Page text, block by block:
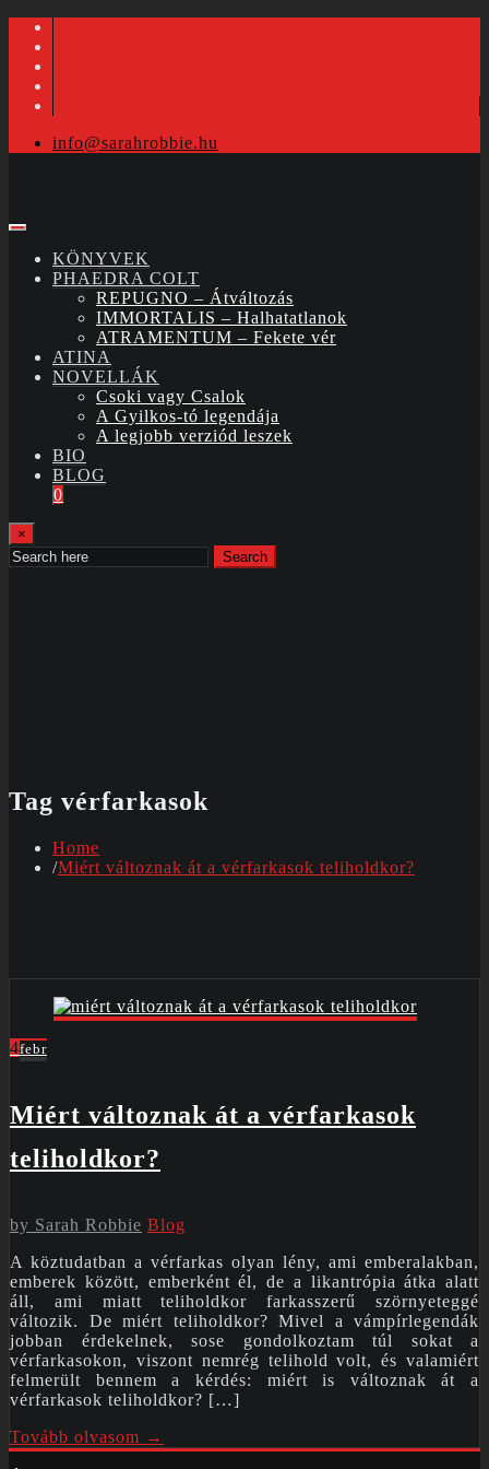
info@sarahrobbie.hu
KÖNYVEK
PHAEDRA COLT
REPUGNO – Átváltozás
IMMORTALIS – Halhatatlanok
ATRAMENTUM – Fekete vér
ATINA
NOVELLÁK
Csoki vagy Csalok
A Gyilkos-tó legendája
A legjobb verziód leszek
BIO
BLOG
0
×
Search
Tag vérfarkasok
Home
Miért változnak át a vérfarkasok teliholdkor?
4febr
Miért változnak át a vérfarkasok
teliholdkor?
by Sarah Robbie Blog
A köztudatban a vérfarkas olyan lény, ami emberalakban,
emberek között, emberként él, de a likantrópia átka alatt
áll, ami miatt teliholdkor farkasszerű szörnyeteggé
változik. De miért teliholdkor? Mivel a vámpírlegendák
jobban érdekelnek, sose gondolkoztam túl sokat a
vérfarkasokon, viszont nemrég telihold volt, és valamiért
felmerült bennem a kérdés: miért is változnak át a
vérfarkasok teliholdkor? […]
Tovább olvasom →